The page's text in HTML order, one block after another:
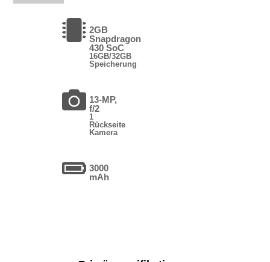
2GB
Snapdragon
430 SoC
16GB/32GB
Speicherung
13-MP,
f/2
1
Rückseite
Kamera
3000
mAh